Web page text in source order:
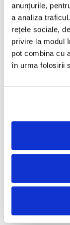
anunțurile,
a analiza
rețele sociale,
privire la modul
pot combina cu
în urma folosirii
BD-
4
The
Stare Coperta:
Stare Disc:Mint
Gen:
Electronic,
Stil:Ambient,
Metal
An Lansare: An
Informatii
Various - Top
Motion Picture
ADAUGA